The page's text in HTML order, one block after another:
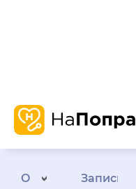
О
Запись